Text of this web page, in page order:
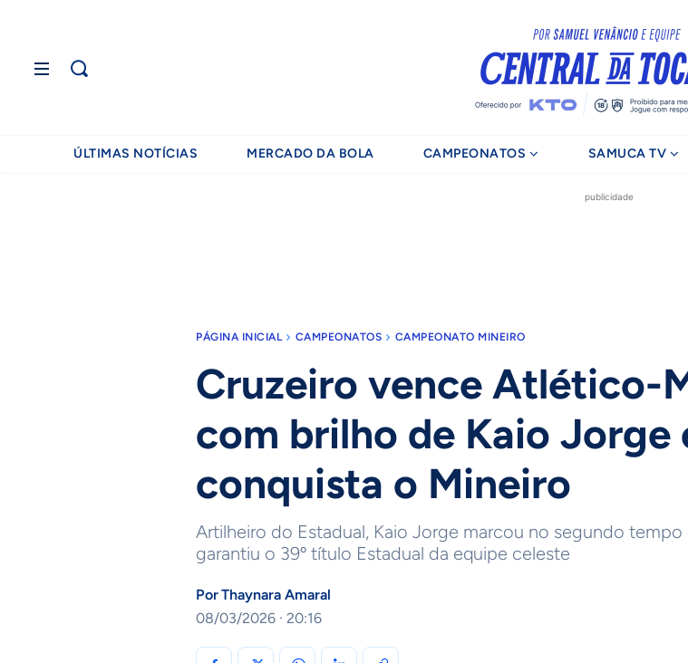
ÚLTIMAS NOTÍCIAS MERCADO DA BOLA CAMPEONATOS SAMUCA TV
publicidade
PÁGINA INICIAL CAMPEONATOS CAMPEONATO MINEIRO
Cruzeiro vence Atlético-
com brilho de Kaio Jorge
conquista o Mineiro
Artilheiro do Estadual, Kaio Jorge marcou no segundo tempo
garantiu o 39º título Estadual da equipe celeste
PorThaynara Amaral
08/03/2026 · 20:16